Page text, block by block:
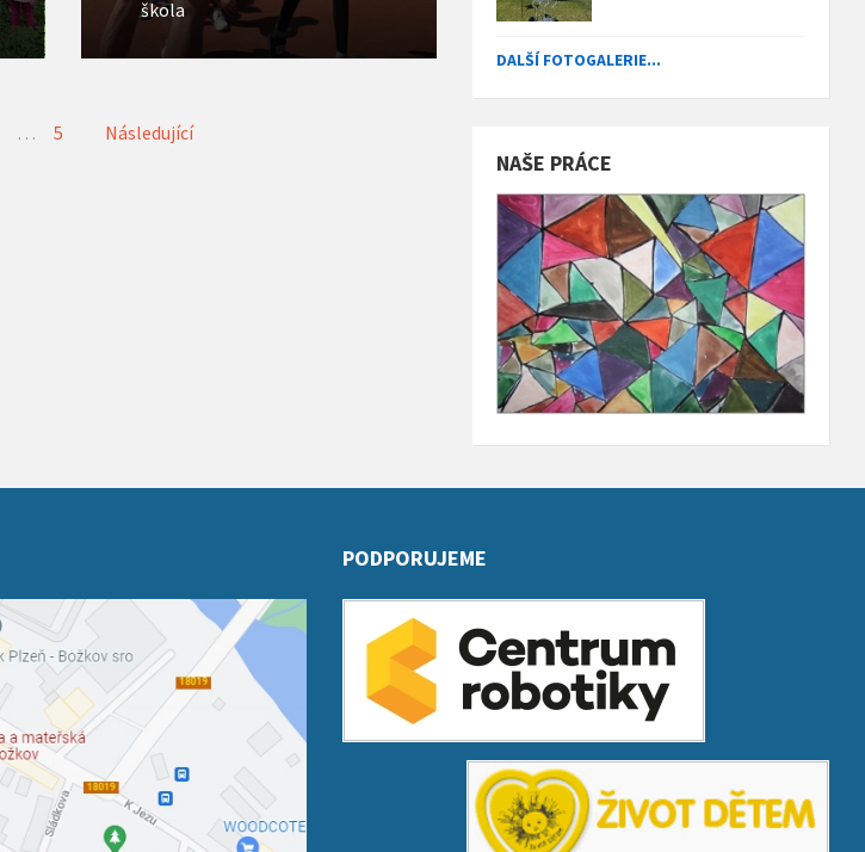
škola
… 5 Následující
DALŠÍ FOTOGALERIE...
NAŠE PRÁCE
PODPORUJEME